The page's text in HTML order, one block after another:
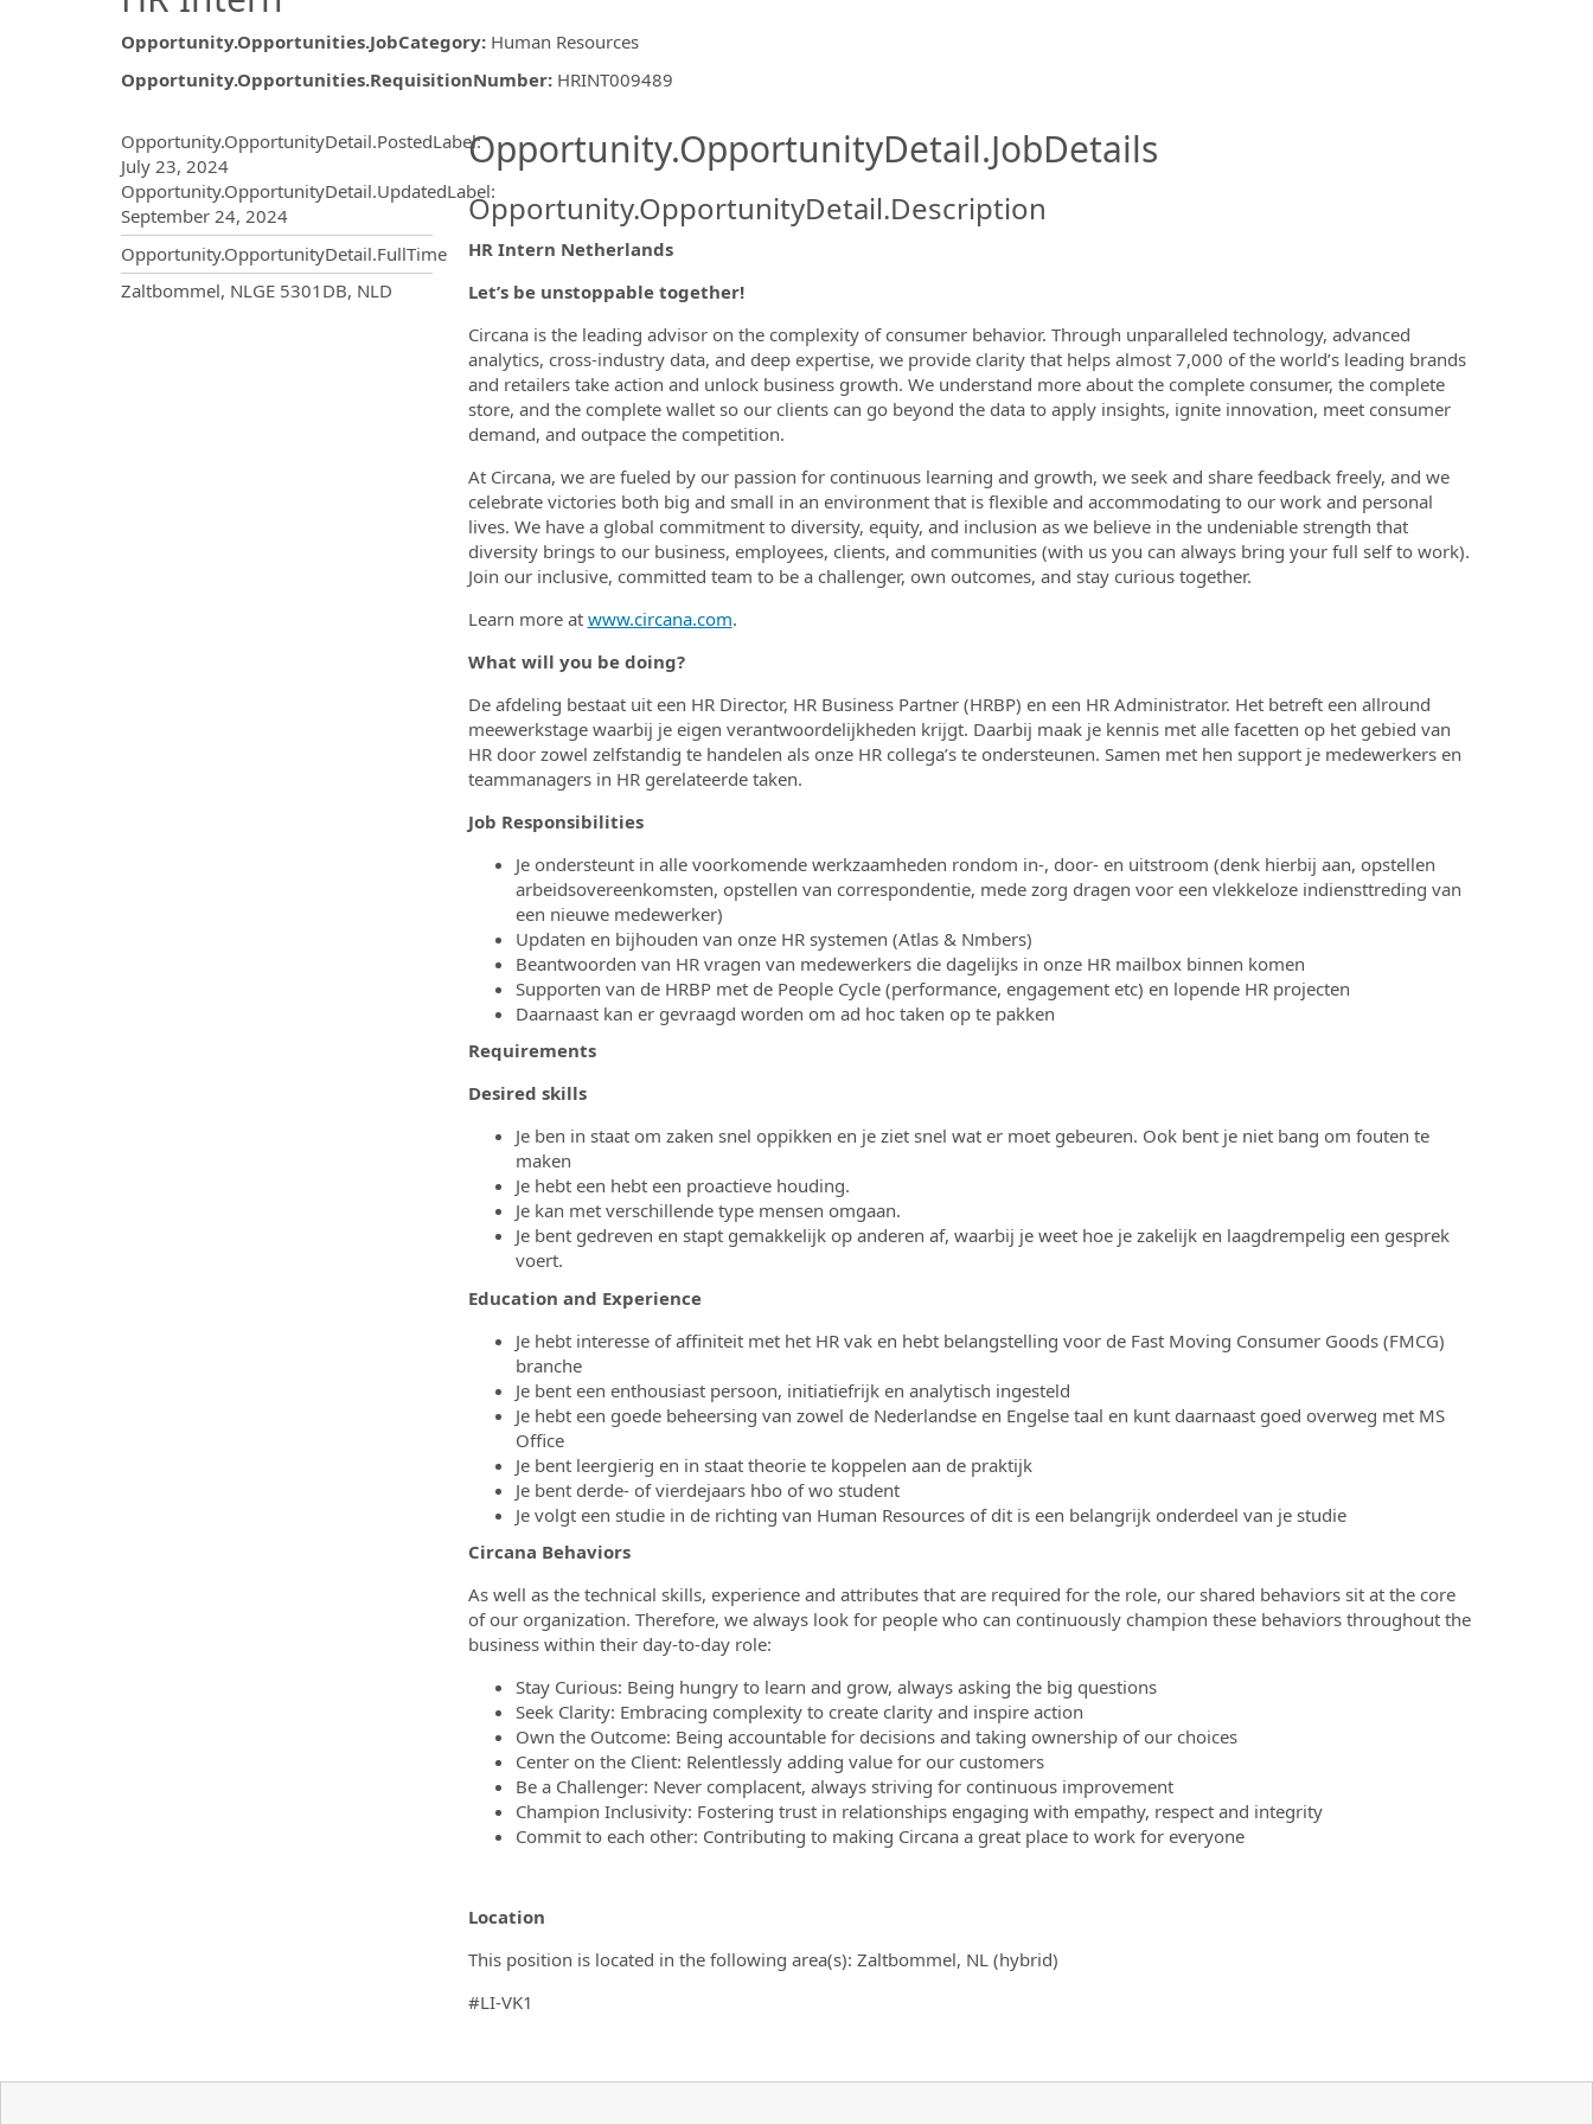
Opportunity.Opportunities.JobCategory: Human Resources
Opportunity.Opportunities.RequisitionNumber: HRINT009489
Opportunity.Create.Publishing.ThirdPartyJobBoards.MoreInfoModal.Title
Opportunity.OpportunityDetail.PostedLabel:
July 23, 2024
Opportunity.OpportunityDetail.UpdatedLabel:
September 24, 2024
Opportunity.OpportunityDetail.FullTime
OpportunityDetail.CompanyInformation.Locations
Zaltbommel, NLGE 5301DB, NLD
Opportunity.OpportunityDetail.JobDetails
Opportunity.OpportunityDetail.Description
HR Intern Netherlands
Let’s be unstoppable together!
Circana is the leading advisor on the complexity of consumer behavior. Through unparalleled technology, advanced
analytics, cross-industry data, and deep expertise, we provide clarity that helps almost 7,000 of the world’s leading brands
and retailers take action and unlock business growth. We understand more about the complete consumer, the complete
store, and the complete wallet so our clients can go beyond the data to apply insights, ignite innovation, meet consumer
demand, and outpace the competition.
At Circana, we are fueled by our passion for continuous learning and growth, we seek and share feedback freely, and we
celebrate victories both big and small in an environment that is flexible and accommodating to our work and personal
lives. We have a global commitment to diversity, equity, and inclusion as we believe in the undeniable strength that
diversity brings to our business, employees, clients, and communities (with us you can always bring your full self to work).
Join our inclusive, committed team to be a challenger, own outcomes, and stay curious together.
Learn more at www.circana.com.
What will you be doing?
De afdeling bestaat uit een HR Director, HR Business Partner (HRBP) en een HR Administrator. Het betreft een allround
meewerkstage waarbij je eigen verantwoordelijkheden krijgt. Daarbij maak je kennis met alle facetten op het gebied van
HR door zowel zelfstandig te handelen als onze HR collega’s te ondersteunen. Samen met hen support je medewerkers en
teammanagers in HR gerelateerde taken.
Job Responsibilities
Je ondersteunt in alle voorkomende werkzaamheden rondom in-, door- en uitstroom (denk hierbij aan, opstellen
arbeidsovereenkomsten, opstellen van correspondentie, mede zorg dragen voor een vlekkeloze indiensttreding van
een nieuwe medewerker)
Updaten en bijhouden van onze HR systemen (Atlas & Nmbers)
Beantwoorden van HR vragen van medewerkers die dagelijks in onze HR mailbox binnen komen
Supporten van de HRBP met de People Cycle (performance, engagement etc) en lopende HR projecten
Daarnaast kan er gevraagd worden om ad hoc taken op te pakken
Requirements
Desired skills
Je ben in staat om zaken snel oppikken en je ziet snel wat er moet gebeuren. Ook bent je niet bang om fouten te
maken
Je hebt een hebt een proactieve houding.
Je kan met verschillende type mensen omgaan.
Je bent gedreven en stapt gemakkelijk op anderen af, waarbij je weet hoe je zakelijk en laagdrempelig een gesprek
voert.
Education and Experience
Je hebt interesse of affiniteit met het HR vak en hebt belangstelling voor de Fast Moving Consumer Goods (FMCG)
branche
Je bent een enthousiast persoon, initiatiefrijk en analytisch ingesteld
Je hebt een goede beheersing van zowel de Nederlandse en Engelse taal en kunt daarnaast goed overweg met MS
Office
Je bent leergierig en in staat theorie te koppelen aan de praktijk
Je bent derde- of vierdejaars hbo of wo student
Je volgt een studie in de richting van Human Resources of dit is een belangrijk onderdeel van je studie
Circana Behaviors
As well as the technical skills, experience and attributes that are required for the role, our shared behaviors sit at the core
of our organization. Therefore, we always look for people who can continuously champion these behaviors throughout the
business within their day-to-day role:
Stay Curious: Being hungry to learn and grow, always asking the big questions
Seek Clarity: Embracing complexity to create clarity and inspire action
Own the Outcome: Being accountable for decisions and taking ownership of our choices
Center on the Client: Relentlessly adding value for our customers
Be a Challenger: Never complacent, always striving for continuous improvement
Champion Inclusivity: Fostering trust in relationships engaging with empathy, respect and integrity
Commit to each other: Contributing to making Circana a great place to work for everyone
Location
This position is located in the following area(s): Zaltbommel, NL (hybrid)
#LI-VK1